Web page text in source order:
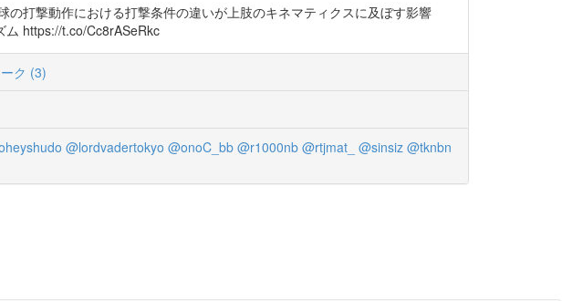
打撃動作における打撃条件の違いが上肢のキネマティクスに及ぼす影響
ム https://t.co/Cc8rASeRkc
ク (3)
@lordvadertokyo @onoC_bb @r1000nb @rtjmat_ @sinsiz @tknbn